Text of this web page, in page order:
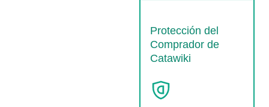
Protección del
Comprador de
Catawiki